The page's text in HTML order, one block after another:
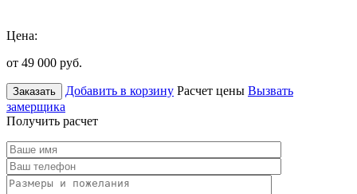
Цена:
от 49 000 руб.
Заказать Добавить в корзину Расчет цены Вызвать
замерщика
Получить расчет